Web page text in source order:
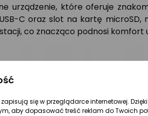
urządzenie, które oferuje
C oraz slot na kartę
co znacząco podnosi komfort
się w przeglądarce internetowej.
aby dopasować treść reklam do Twoich